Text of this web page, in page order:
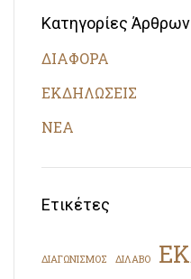
Κατηγορίες Άρθρων
ΔΙΑΦΟΡΑ
ΕΚΔΗΛΩΣΕΙΣ
ΝΕΑ
Ετικέτες
ΔΙΑΓΩΝΙΣΜΟΣ ΔΙΛΑΒΟ